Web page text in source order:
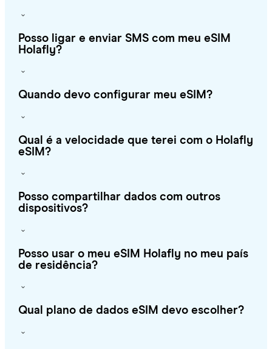
Posso ligar e enviar SMS com meu eSIM
Holafly?
Quando devo configurar meu eSIM?
Qual é a velocidade que terei com o Holafly
eSIM?
Posso compartilhar dados com outros
dispositivos?
Posso usar o meu eSIM Holafly no meu país
de residência?
Qual plano de dados eSIM devo escolher?